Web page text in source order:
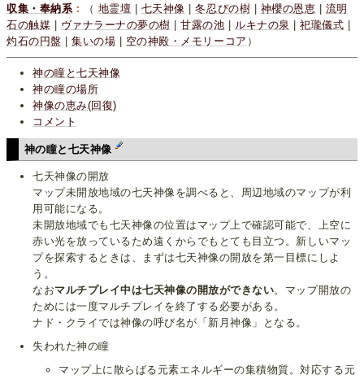
収集・奉納系： （ 地霊壇 七天神像 |冬忍びの樹 神櫻の恩恵
流明
石の触媒
ヴァナラーナの夢の樹 |甘露の池 ルキナの泉 |祀瓏儀式
灼石の円盤 |集いの場 空の神殿・メモリーコア ）
神の瞳と七天神像
神の瞳の場所
神像の恵み(回復)
コメント
神の瞳と七天神像
七天神像の開放
マップ未開放地域の七天神像を調べると、周辺地域のマップが利
用可能になる。
未開放地域でも七天神像の位置はマップ上で確認可能で、上空に
赤い光を放っているため遠くからでもとても目立つ。新しいマッ
プを探索するときは、まずは七天神像の開放を第一目標にしよ
う。
なおマルチプレイ中は七天神像の開放ができない。マップ開放の
ためには一度マルチプレイを終了する必要がある。
ナド・クライでは神像の呼び名が「新月神像」となる。
失われた神の瞳
マップ上に散らばる元素エネルギーの集積物質。対応する元